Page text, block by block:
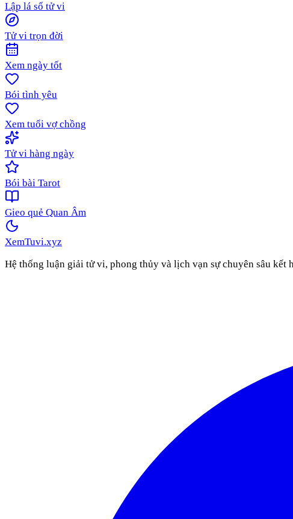
Lập lá số tử vi
Tử vi trọn đời
Xem ngày tốt
Bói tình yêu
Xem tuổi vợ chồng
Tử vi hàng ngày
Bói bài Tarot
Gieo quẻ Quan Âm
XemTuvi.xyz
Hệ thống luận giải tử vi, phong thủy và lịch vạn sự chuyên sâu kết